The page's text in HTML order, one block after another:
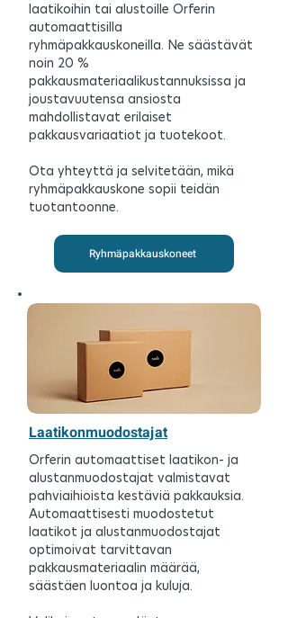
laatikoihin tai alustoille Orferin
automaattisilla
ryhmäpakkauskoneilla. Ne säästävät
noin 20 %
pakkausmateriaalikustannuksissa ja
joustavuutensa ansiosta
mahdollistavat erilaiset
pakkausvariaatiot ja tuotekoot.
Ota yhteyttä ja selvitetään, mikä
ryhmäpakkauskone sopii teidän
tuotantoonne.
Ryhmäpakkauskoneet
Laatikonmuodostajat
Orferin automaattiset laatikon- ja
alustanmuodostajat valmistavat
pahviaihioista kestäviä pakkauksia.
Automaattisesti muodostetut
laatikot ja alustanmuodostajat
optimoivat tarvittavan
pakkausmateriaalin määrää,
säästäen luontoa ja kuluja.